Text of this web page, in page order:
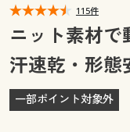
マイページ
閲覧履歴
お気に入り
閲覧履歴
お気に入り
サポート
首回り43(裄丈86) ◎ 在
首回り45(裄丈84) ◎
首回り45(裄丈86) ◎ 在
首回り50(裄丈88) ◎ 在
115件
ニット素材
汗速乾・形態
一部ポイント対象外